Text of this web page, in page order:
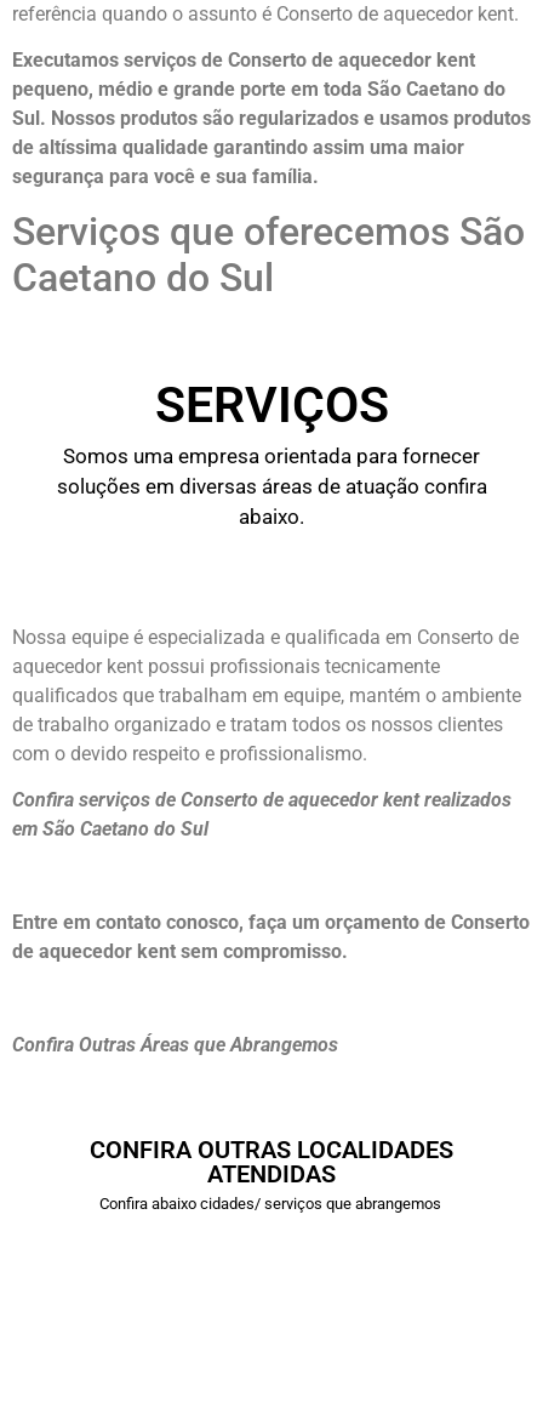
referência quando o assunto é Conserto de aquecedor kent.
Executamos serviços de Conserto de aquecedor kent
pequeno, médio e grande porte em toda São Caetano do
Sul. Nossos produtos são regularizados e usamos produtos
de altíssima qualidade garantindo assim uma maior
segurança para você e sua família.
Serviços que oferecemos São
Caetano do Sul
SERVIÇOS
Somos uma empresa orientada para fornecer
soluções em diversas áreas de atuação confira
abaixo.
Nossa equipe é especializada e qualificada em Conserto de
aquecedor kent possui profissionais tecnicamente
qualificados que trabalham em equipe, mantém o ambiente
de trabalho organizado e tratam todos os nossos clientes
com o devido respeito e profissionalismo.
Confira serviços de Conserto de aquecedor kent realizados
em São Caetano do Sul
Entre em contato conosco, faça um orçamento de Conserto
de aquecedor kent sem compromisso.
Confira Outras Áreas que Abrangemos
CONFIRA OUTRAS LOCALIDADES
ATENDIDAS
Confira abaixo cidades/ serviços que abrangemos